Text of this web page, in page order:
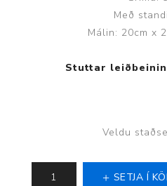
Með
Málin: 20cm x
Stuttar
Veldu
SETJA Í